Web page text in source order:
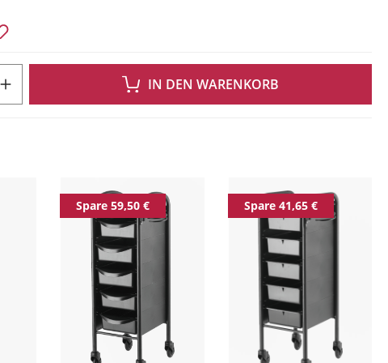
IN DEN WARENKORB
Spare 59,50 €
Spare 41,65 €